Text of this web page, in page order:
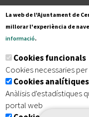
Segueix-nos a:
Subscriu-te al
Inici | Avís legal |
| Accessibilitat
La web de l'Ajuntament de
millorar l'experiència de
informació.
Cookies funcionals
Cookies necessaries
Cookies analítiques
Anàlisis d'estadístiques
portal web